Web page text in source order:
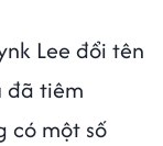
Lee đổi tên
đã tiêm
có một số